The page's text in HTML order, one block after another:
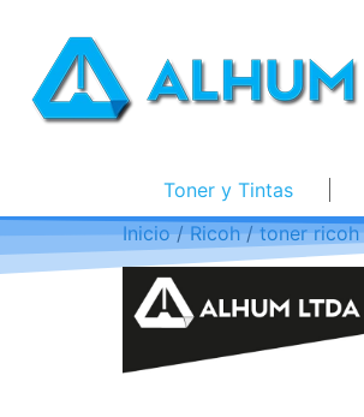
Toner y Tintas
Inicio/Ricoh/toner